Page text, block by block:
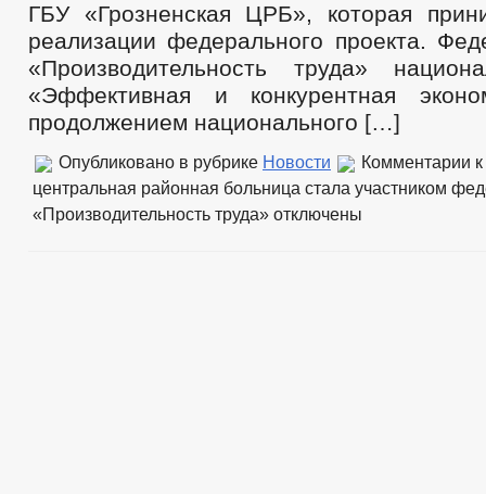
ГБУ «Грозненская ЦРБ», которая
реализации федерального проекта.
«Производительность труда»
«Эффективная и конкурентная
продолжением национального […]
Опубликовано в рубрике Новости Комментарии
центральная районная больница стала участником
«Производительность труда» отключены